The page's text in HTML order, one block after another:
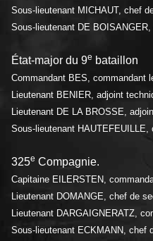
Sous-lieutenant MICHAUT, chef
Sous-lieutenant DE
État-major du 9e bataillon
Commandant BES, commandant
Lieutenant BENIER, adjoint
Lieutenant DE LA BROSSE,
Sous-lieutenant HAUTEFEUILLE,
325e Compagnie.
Capitaine EILERSTEN,
Lieutenant DOMANGE, chef de
Lieutenant DARGAIGNERATZ,
Sous-lieutenant ECKMANN, chef